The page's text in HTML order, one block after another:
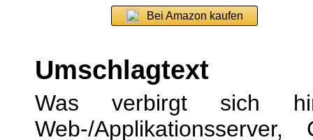
Bei Amazon kaufen
Umschlagtext
Was verbirgt sich
Web-/